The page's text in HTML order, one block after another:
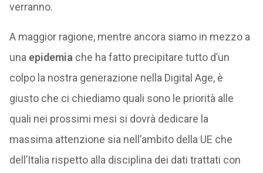
verranno.
A maggior ragione, mentre ancora siamo in mezzo a
una epidemia che ha fatto precipitare tutto d’un
colpo la nostra generazione nella Digital Age, è
giusto che ci chiediamo quali sono le priorità alle
quali nei prossimi mesi si dovrà dedicare la
massima attenzione sia nell’ambito della UE che
dell’Italia rispetto alla disciplina dei dati trattati con